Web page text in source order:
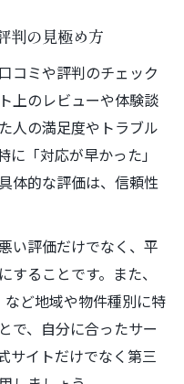
判の見極め方
コミや評判のチェック
上のレビューや体験談
人の満足度やトラブル
「対応が早かった」
体的な評価は、信頼性
い評価だけでなく、平
ることです。また、
など地域や物件種別に特
で、自分に合ったサー
サイトだけでなく第三